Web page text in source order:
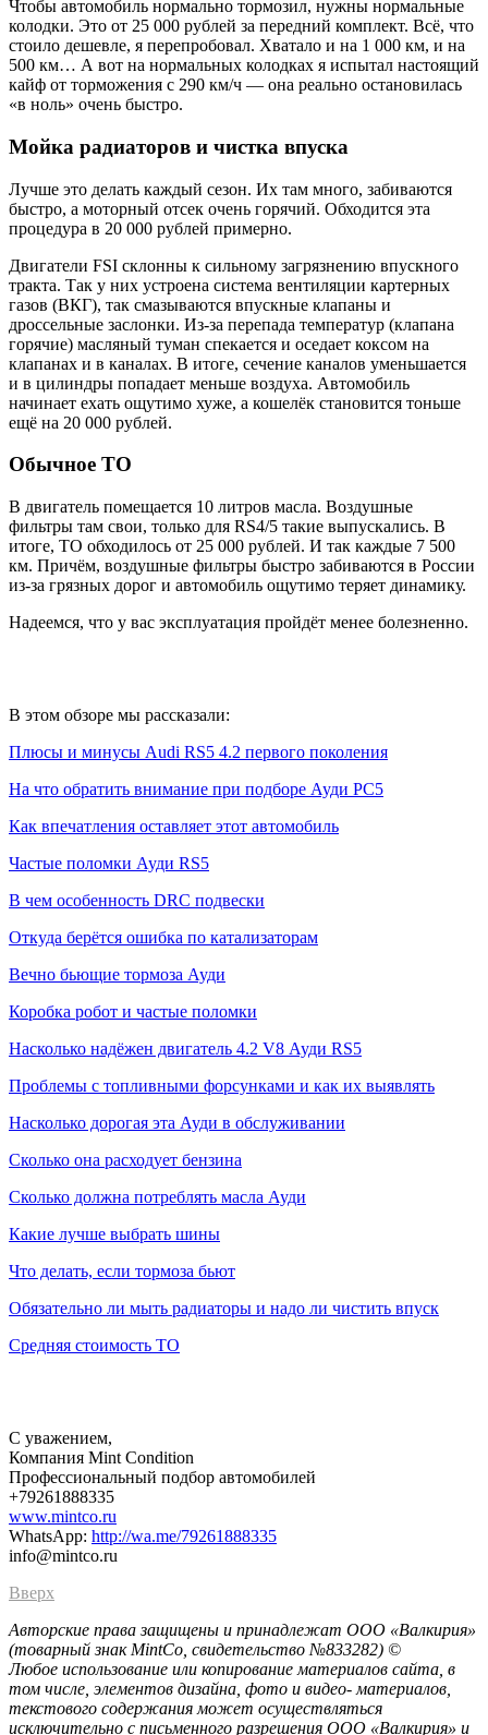
Чтобы автомобиль нормально тормозил, нужны нормальные
колодки. Это от 25 000 рублей за передний комплект. Всё, что
стоило дешевле, я перепробовал. Хватало и на 1 000 км, и на
500 км… А вот на нормальных колодках я испытал настоящий
кайф от торможения с 290 км/ч — она реально остановилась
«в ноль» очень быстро.
Мойка радиаторов и чистка впуска
Лучше это делать каждый сезон. Их там много, забиваются
быстро, а моторный отсек очень горячий. Обходится эта
процедура в 20 000 рублей примерно.
Двигатели FSI склонны к сильному загрязнению впускного
тракта. Так у них устроена система вентиляции картерных
газов (ВКГ), так смазываются впускные клапаны и
дроссельные заслонки. Из-за перепада температур (клапана
горячие) масляный туман спекается и оседает коксом на
клапанах и в каналах. В итоге, сечение каналов уменьшается
и в цилиндры попадает меньше воздуха. Автомобиль
начинает ехать ощутимо хуже, а кошелёк становится тоньше
ещё на 20 000 рублей.
Обычное ТО
В двигатель помещается 10 литров масла. Воздушные
фильтры там свои, только для RS4/5 такие выпускались. В
итоге, ТО обходилось от 25 000 рублей. И так каждые 7 500
км. Причём, воздушные фильтры быстро забиваются в России
из-за грязных дорог и автомобиль ощутимо теряет динамику.
Надеемся, что у вас эксплуатация пройдёт менее болезненно.
В этом обзоре мы рассказали:
Плюсы и минусы Audi RS5 4.2 первого поколения
На что обратить внимание при подборе Ауди РС5
Как впечатления оставляет этот автомобиль
Частые поломки Ауди RS5
В чем особенность DRC подвески
Откуда берётся ошибка по катализаторам
Вечно бьющие тормоза Ауди
Коробка робот и частые поломки
Насколько надёжен двигатель 4.2 V8 Ауди RS5
Проблемы с топливными форсунками и как их выявлять
Насколько дорогая эта Ауди в обслуживании
Сколько она расходует бензина
Сколько должна потреблять масла Ауди
Какие лучше выбрать шины
Что делать, если тормоза бьют
Обязательно ли мыть радиаторы и надо ли чистить впуск
Средняя стоимость ТО
С уважением,
Компания Mint Condition
Профессиональный подбор автомобилей
+79261888335
www.mintco.ru
WhatsApp: http://wa.me/79261888335
info@mintco.ru
Вверх
Авторские права защищены и принадлежат ООО «Валкирия»
(товарный знак MintCo, свидетельство №833282) ©
Любое использование или копирование материалов сайта, в
том числе, элементов дизайна, фото и видео- материалов,
текстового содержания может осуществляться
исключительно с письменного разрешения ООО «Валкирия» и